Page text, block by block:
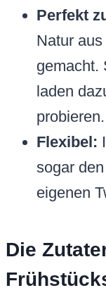
Perfekt
Natur
gemacht.
laden
probieren.
Flexibel:
sogar
eigenen
Die